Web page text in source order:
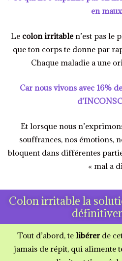
en
Le colon irritablen’est pas le
que ton corps te donne par
Chaque maladie a une
Car nous vivons avec 16%
Et lorsque nous
souffrances, nos émotions,
bloquent dans différentes
« mal a
Colon irritable la
Tout d’abord, te libérer de
jamais de répit, qui alimente